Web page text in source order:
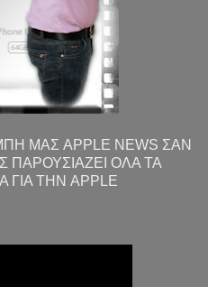
ΜΑΣ APPLE NEWS ΣΑΝ
ΠΑΡΟΥΣΙΑΖΕΙ ΟΛΑ ΤΑ
ΓΙΑ ΤΗΝ APPLE